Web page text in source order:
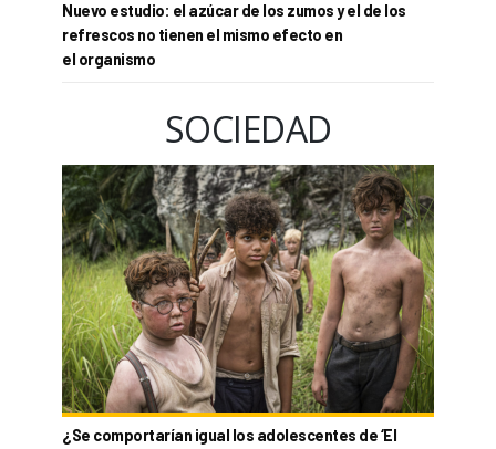
Nuevo estudio: el azúcar de los zumos y el de los
refrescos no tienen el mismo efecto en
el organismo
SOCIEDAD
¿Se comportarían igual los adolescentes de ‘El